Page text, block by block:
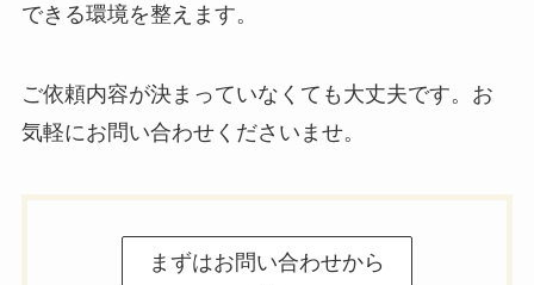
できる環境を整えます。
ご依頼内容が決まっていなくても大丈夫です。お
気軽にお問い合わせくださいませ。
まずはお問い合わせから